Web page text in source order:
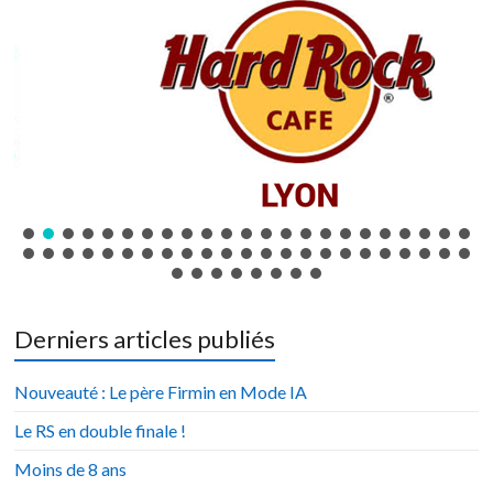
Derniers articles publiés
Nouveauté : Le père Firmin en Mode IA
Le RS en double finale !
Moins de 8 ans